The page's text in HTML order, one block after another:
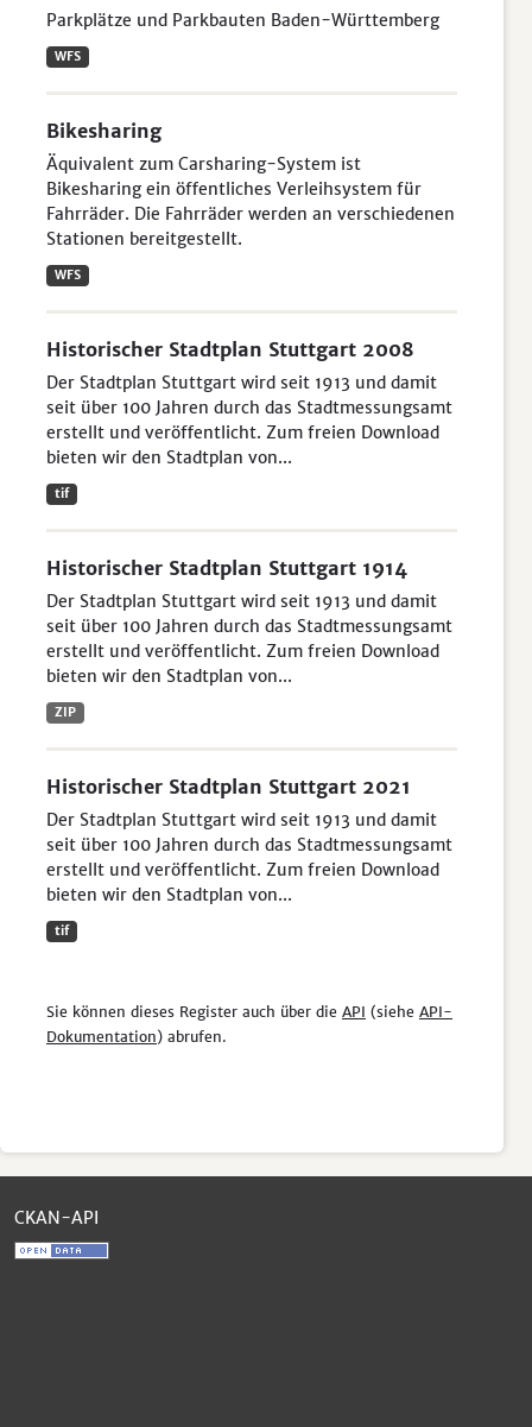
Parkplätze und Parkbauten Baden-Württemberg
WFS
Bikesharing
Äquivalent zum Carsharing-System ist
Bikesharing ein öffentliches Verleihsystem für
Fahrräder. Die Fahrräder werden an verschiedenen
Stationen bereitgestellt.
WFS
Historischer Stadtplan Stuttgart 2008
Der Stadtplan Stuttgart wird seit 1913 und damit
seit über 100 Jahren durch das Stadtmessungsamt
erstellt und veröffentlicht. Zum freien Download
bieten wir den Stadtplan von...
tif
Historischer Stadtplan Stuttgart 1914
Der Stadtplan Stuttgart wird seit 1913 und damit
seit über 100 Jahren durch das Stadtmessungsamt
erstellt und veröffentlicht. Zum freien Download
bieten wir den Stadtplan von...
ZIP
Historischer Stadtplan Stuttgart 2021
Der Stadtplan Stuttgart wird seit 1913 und damit
seit über 100 Jahren durch das Stadtmessungsamt
erstellt und veröffentlicht. Zum freien Download
bieten wir den Stadtplan von...
tif
Sie können dieses Register auch über die API (siehe API-
Dokumentation) abrufen.
CKAN-API